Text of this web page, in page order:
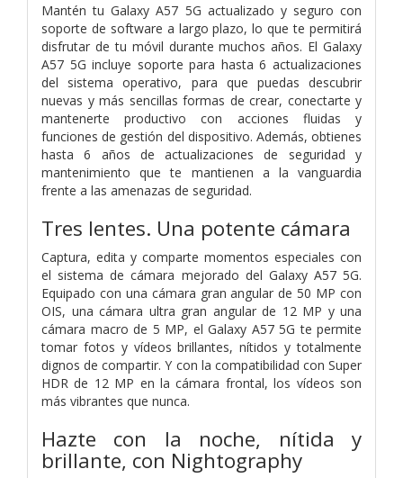
Mantén tu Galaxy A57 5G actualizado y seguro con
soporte de software a largo plazo, lo que te permitirá
disfrutar de tu móvil durante muchos años. El Galaxy
A57 5G incluye soporte para hasta 6 actualizaciones
del sistema operativo, para que puedas descubrir
nuevas y más sencillas formas de crear, conectarte y
mantenerte productivo con acciones fluidas y
funciones de gestión del dispositivo. Además, obtienes
hasta 6 años de actualizaciones de seguridad y
mantenimiento que te mantienen a la vanguardia
frente a las amenazas de seguridad.
Tres lentes. Una potente cámara
Captura, edita y comparte momentos especiales con
el sistema de cámara mejorado del Galaxy A57 5G.
Equipado con una cámara gran angular de 50 MP con
OIS, una cámara ultra gran angular de 12 MP y una
cámara macro de 5 MP, el Galaxy A57 5G te permite
tomar fotos y vídeos brillantes, nítidos y totalmente
dignos de compartir. Y con la compatibilidad con Super
HDR de 12 MP en la cámara frontal, los vídeos son
más vibrantes que nunca.
Hazte con la noche, nítida y
brillante, con Nightography